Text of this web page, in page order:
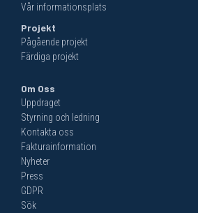
Vår informationsplats
Projekt
Pågående projekt
Färdiga projekt
Om Oss
Uppdraget
Styrning och ledning
Kontakta oss
Fakturainformation
Nyheter
Press
GDPR
Sök